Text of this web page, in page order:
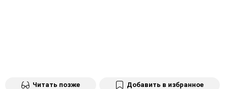
Читать позже Добавить в избранное